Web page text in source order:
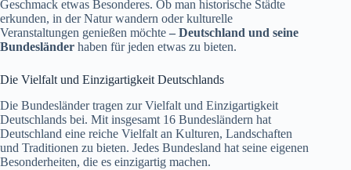
Geschmack etwas Besonderes. Ob man historische Städte
erkunden, in der Natur wandern oder kulturelle
Veranstaltungen genießen möchte – Deutschland und seine
Bundesländer haben für jeden etwas zu bieten.
Die Vielfalt und Einzigartigkeit Deutschlands
Die Bundesländer tragen zur Vielfalt und Einzigartigkeit
Deutschlands bei. Mit insgesamt 16 Bundesländern hat
Deutschland eine reiche Vielfalt an Kulturen, Landschaften
und Traditionen zu bieten. Jedes Bundesland hat seine eigenen
Besonderheiten, die es einzigartig machen.